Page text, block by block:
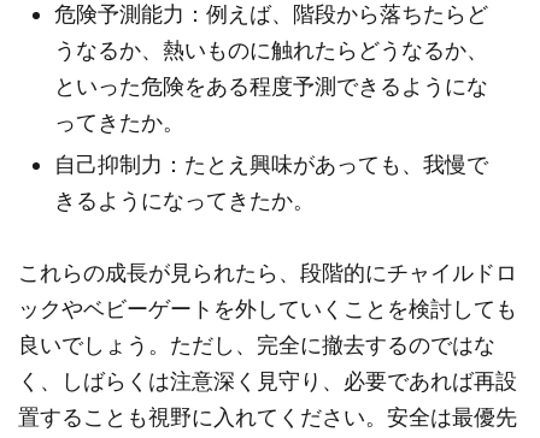
危険予測能力：例えば、階段から落ちたらど
うなるか、熱いものに触れたらどうなるか、
といった危険をある程度予測できるようにな
ってきたか。
自己抑制力：たとえ興味があっても、我慢で
きるようになってきたか。
これらの成長が見られたら、段階的にチャイルドロ
ックやベビーゲートを外していくことを検討しても
良いでしょう。ただし、完全に撤去するのではな
く、しばらくは注意深く見守り、必要であれば再設
置することも視野に入れてください。安全は最優先